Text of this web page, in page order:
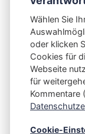
Integrating
Impressum
Wählen Sie
oder klicken
Cookies für
Webseite
für
Kommentare
Cookie-